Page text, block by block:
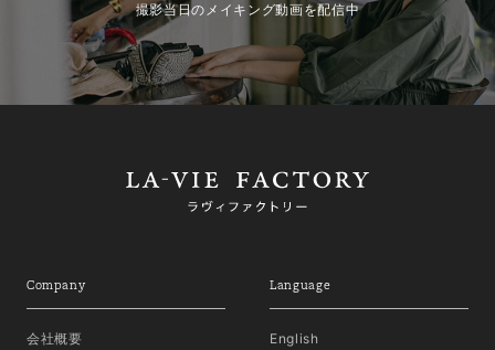
撮影当日のメイキング動画を配信中
Company
会社概要
Language
English